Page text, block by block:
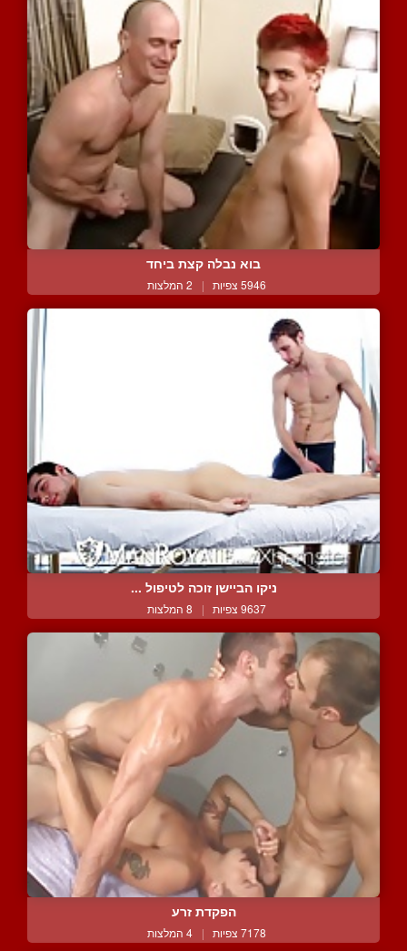
בוא נבלה קצת ביחד
5946 צפיות | 2 המלצות
ניקו הביישן זוכה לטיפול ...
9637 צפיות | 8 המלצות
הפקדת זרע
7178 צפיות | 4 המלצות